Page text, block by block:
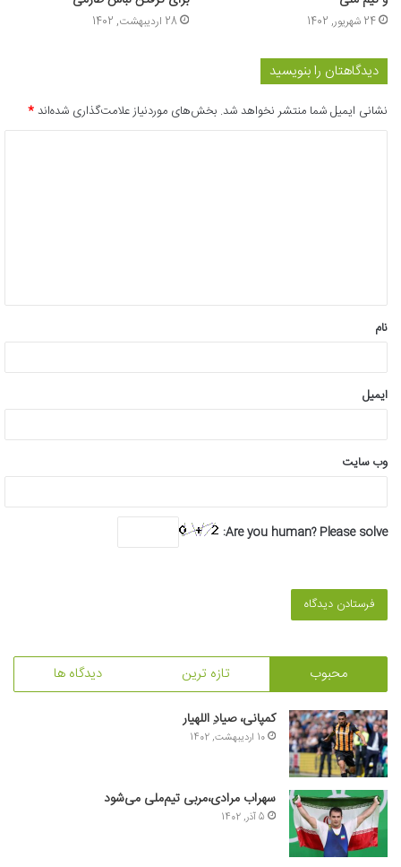
24 شهریور, 1402 28 اردیبهشت, 1402
دیدگاهتان را بنویسید
نشانی ایمیل شما منتشر نخواهد شد. بخش‌های موردنیاز علامت‌گذاری شده‌اند*
*
نام
ایمیل
وب‌ سایت
Are you human? Please solve:
محبوب تازه ترین دیدگاه ها
کمپانی، صیادِ اللهیار
10 اردیبهشت, 1402
سهراب مرادی،مربی تیم‌ملی می‌شود
5 آذر, 1402